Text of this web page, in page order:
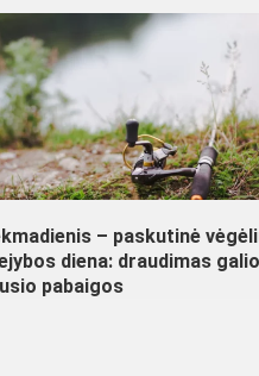
– paskutinė
diena: draudimas
pabaigos